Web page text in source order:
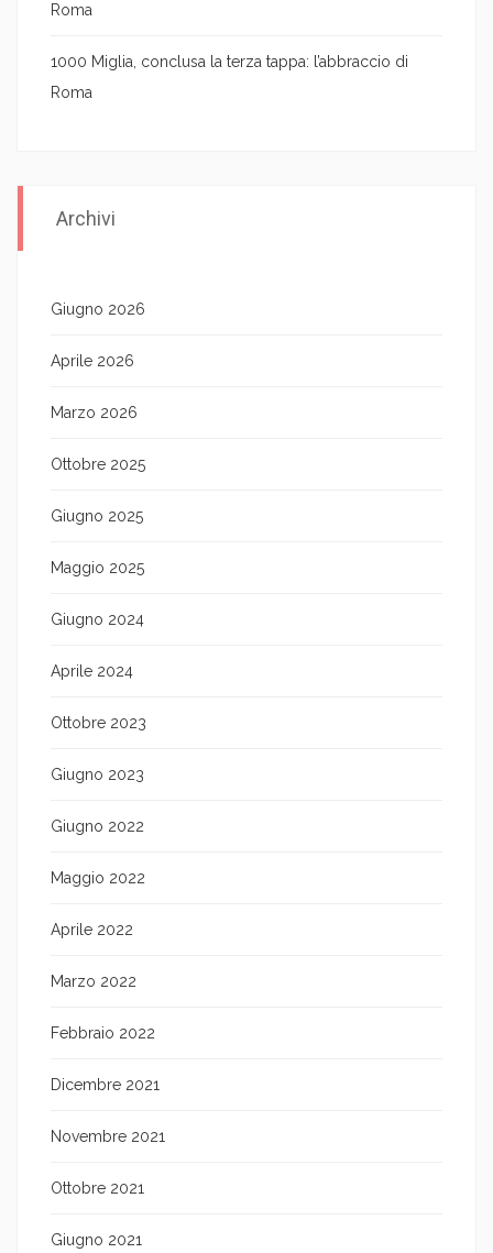
Roma
1000 Miglia, conclusa la terza tappa: l’abbraccio di
Roma
Archivi
Giugno 2026
Aprile 2026
Marzo 2026
Ottobre 2025
Giugno 2025
Maggio 2025
Giugno 2024
Aprile 2024
Ottobre 2023
Giugno 2023
Giugno 2022
Maggio 2022
Aprile 2022
Marzo 2022
Febbraio 2022
Dicembre 2021
Novembre 2021
Ottobre 2021
Giugno 2021